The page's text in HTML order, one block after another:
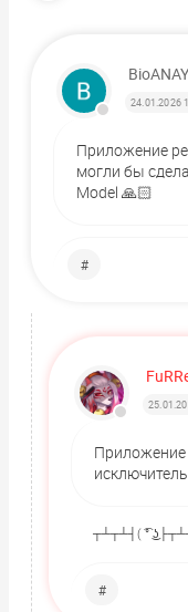
24.01.2026
Приложение
могли бы
Model 🙏🏻
#
Приложение
┬┴┬┴┤( ͡°
#